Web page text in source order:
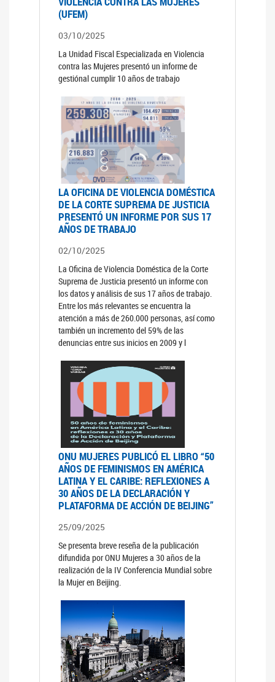
(UFEM)
03/10/2025
La Unidad Fiscal Especializada en Violencia
contra las Mujeres presentó un informe de
gestiónal cumplir 10 años de trabajo
LA OFICINA DE VIOLENCIA DOMÉSTICA
DE LA CORTE SUPREMA DE JUSTICIA
PRESENTÓ UN INFORME POR SUS 17
AÑOS DE TRABAJO
02/10/2025
La Oficina de Violencia Doméstica de la Corte
Suprema de Justicia presentó un informe con
los datos y análisis de sus 17 años de trabajo.
Entre los más relevantes se encuentra la
atención a más de 260.000 personas, así como
también un incremento del 59% de las
denuncias entre sus inicios en 2009 y l
ONU MUJERES PUBLICÓ EL LIBRO “50
AÑOS DE FEMINISMOS EN AMÉRICA
LATINA Y EL CARIBE: REFLEXIONES A
30 AÑOS DE LA DECLARACIÓN Y
PLATAFORMA DE ACCIÓN DE BEIJING”
25/09/2025
Se presenta breve reseña de la publicación
difundida por ONU Mujeres a 30 años de la
realización de la IV Conferencia Mundial sobre
la Mujer en Beijing.